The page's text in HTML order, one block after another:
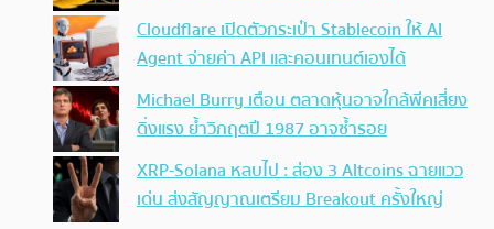
Cloudflare เปิดตัวกระเป๋า Stablecoin ให้ AI
Agent จ่ายค่า API และคอนเทนต์เองได้
Michael Burry เตือน ตลาดหุ้นอาจใกล้พีคเสี่ยง
ดิ่งแรง ย้ำวิกฤตปี 1987 อาจซ้ำรอย
XRP-Solana หลบไป : ส่อง 3 Altcoins ฉายแวว
เด่น ส่งสัญญาณเตรียม Breakout ครั้งใหญ่